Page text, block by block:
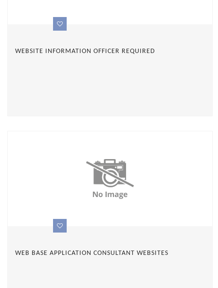
WEBSITE INFORMATION OFFICER REQUIRED
WEB BASE APPLICATION CONSULTANT WEBSITES